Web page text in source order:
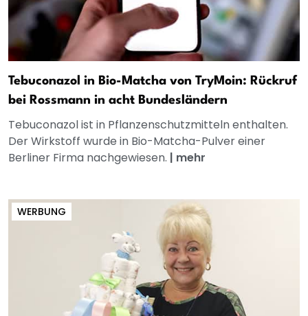
Tebuconazol in Bio-Matcha von TryMoin: Rückruf
bei Rossmann in acht Bundesländern
Tebuconazol ist in Pflanzenschutzmitteln enthalten.
Der Wirkstoff wurde in Bio-Matcha-Pulver einer
Berliner Firma nachgewiesen. | mehr
WERBUNG